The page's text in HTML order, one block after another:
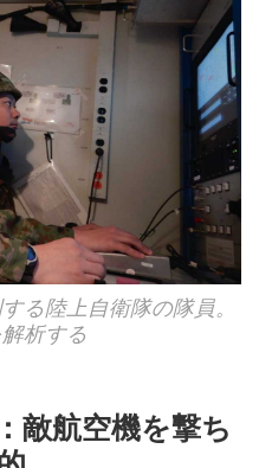
る陸上自衛隊の隊員。
析する
敵航空機を撃ち